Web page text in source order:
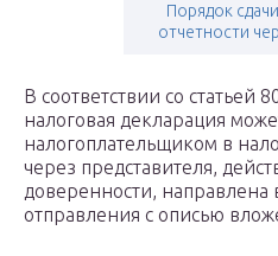
Порядок
отчетности
В соответствии со статьей
налоговая декларация
налогоплательщиком в
через представителя,
доверенности, направлена
отправления с описью